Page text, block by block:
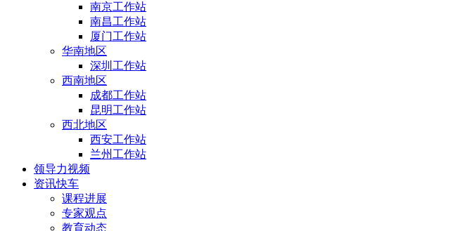
南京工作站
南昌工作站
厦门工作站
华南地区
深圳工作站
西南地区
成都工作站
昆明工作站
西北地区
西安工作站
兰州工作站
领导力视频
资讯快车
课程进展
专家观点
教育动态